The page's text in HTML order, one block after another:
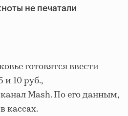
не печатали
готовятся ввести
10 руб.,
Mash. По его данным,
кассах.